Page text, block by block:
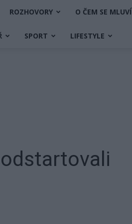
ROZHOVORY O ČEM SE MLUVÍ
SPORT LIFESTYLE